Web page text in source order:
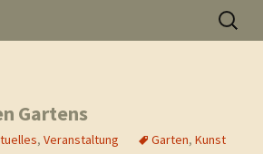
im
Suchen
nach:
Gartens
, Veranstaltung Garten, Kunst